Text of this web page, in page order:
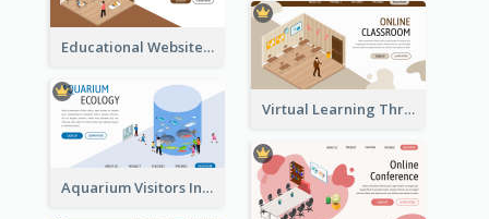
Educational Website Registration With Isometric Diagram
Virtual Learning Through Classroom With Isometric Diagram
Aquarium Visitors Information Website With Isometric Graphics